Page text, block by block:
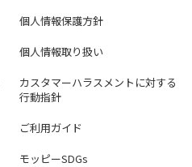
個人情報保護方針
個人情報取り扱い
カスタマーハラスメントに対する
行動指針
ご利用ガイド
モッピーSDGs